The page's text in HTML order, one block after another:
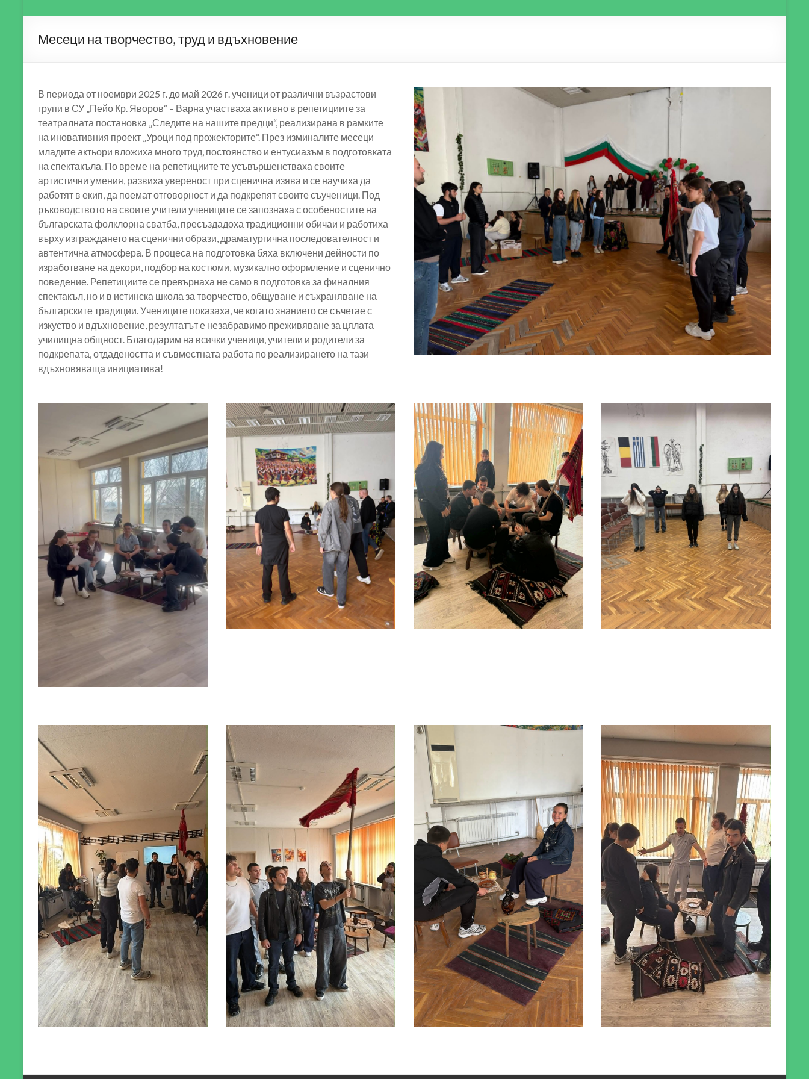
Месеци на творчество, труд и вдъхновение
В периода от ноември 2025 г. до май 2026 г. ученици от различни възрастови
групи в СУ „Пейо Кр. Яворов“ – Варна участваха активно в репетициите за
театралната постановка „Следите на нашите предци“, реализирана в рамките
на иновативния проект „Уроци под прожекторите“. През изминалите месеци
младите актьори вложиха много труд, постоянство и ентусиазъм в подготовката
на спектакъла. По време на репетициите те усъвършенстваха своите
артистични умения, развиха увереност при сценична изява и се научиха да
работят в екип, да поемат отговорност и да подкрепят своите съученици. Под
ръководството на своите учители учениците се запознаха с особеностите на
българската фолклорна сватба, пресъздадоха традиционни обичаи и работиха
върху изграждането на сценични образи, драматургична последователност и
автентична атмосфера. В процеса на подготовка бяха включени дейности по
изработване на декори, подбор на костюми, музикално оформление и сценично
поведение. Репетициите се превърнаха не само в подготовка за финалния
спектакъл, но и в истинска школа за творчество, общуване и съхраняване на
българските традиции. Учениците показаха, че когато знанието се съчетае с
изкуство и вдъхновение, резултатът е незабравимо преживяване за цялата
училищна общност. Благодарим на всички ученици, учители и родители за
подкрепата, отдадеността и съвместната работа по реализирането на тази
вдъхновяваща инициатива!